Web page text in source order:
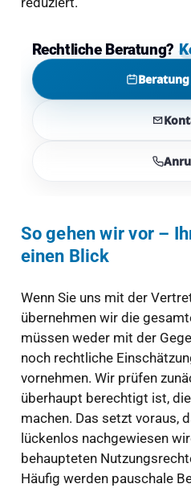
Rechtliche Beratung?
So gehen wir vor –
einen Blick
Wenn Sie uns mit der
übernehmen wir die
müssen weder mit der
noch rechtliche
vornehmen. Wir prüfen
überhaupt berechtigt ist,
machen. Das setzt voraus,
lückenlos nachgewiesen
behaupteten
Häufig werden pauschale